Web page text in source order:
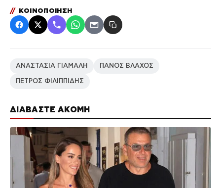
ΔΙΑΒΑΣΤΕ ΑΚΟΜΗ
// ΚΟΙΝΟΠΟΙΗΣΗ
ΑΝΑΣΤΑΣΙΑ ΓΙΑΜΑΛΗ ΠΑΝΟΣ ΒΛΑΧΟΣ
ΠΕΤΡΟΣ ΦΙΛΙΠΠΙΔΗΣ